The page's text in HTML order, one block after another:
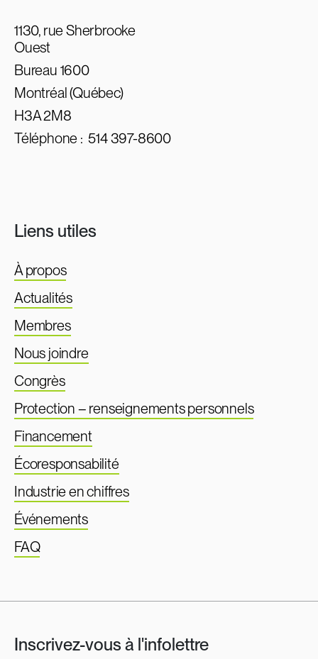
1130, rue Sherbrooke
Ouest
Bureau 1600
Montréal (Québec)
H3A 2M8
Téléphone :514 397-8600
Liens utiles
À propos
Actualités
Membres
Nous joindre
Congrès
Protection – renseignements personnels
Financement
Écoresponsabilité
Industrie en chiffres
Événements
FAQ
Inscrivez-vous à l'infolettre